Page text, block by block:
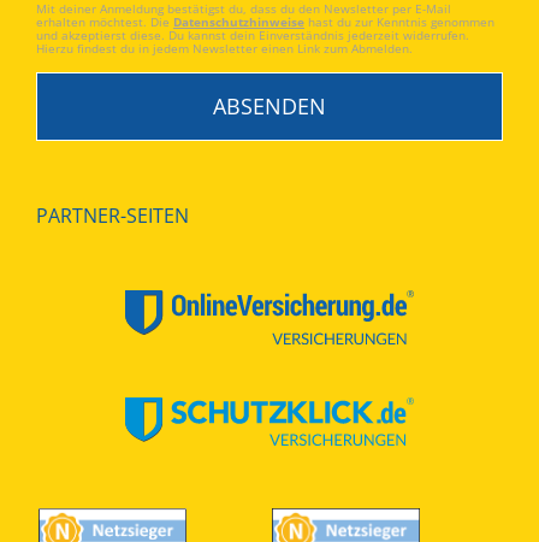
Mit deiner Anmeldung bestätigst du, dass du den Newsletter per E-Mail
erhalten möchtest. Die Datenschutzhinweise hast du zur Kenntnis genommen
und akzeptierst diese. Du kannst dein Einverständnis jederzeit widerrufen.
Hierzu findest du in jedem Newsletter einen Link zum Abmelden.
PARTNER-SEITEN